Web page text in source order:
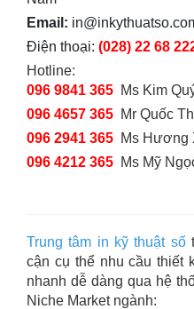
Email:
Điện thoại: (028) 22 68
Hotline:
096 9841 365 Ms Kim
096 4657 365 Mr Quốc
096 2941 365 Ms Hương
096 4212 365 Ms Mỹ
Trung tâm in kỹ thuật số
cận cụ thể nhu cầu thiết
nhanh dễ dàng qua hệ
Niche Market ngành: